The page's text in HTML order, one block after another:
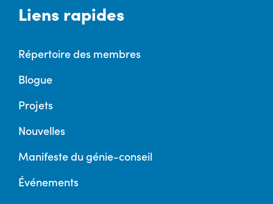
Liens rapides
Répertoire des membres
Blogue
Projets
Nouvelles
Manifeste du génie-conseil
Événements